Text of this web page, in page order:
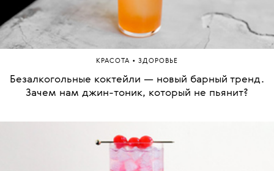
КРАСОТА • ЗДОРОВЬЕ
Безалкогольные коктейли — новый барный тренд.
Зачем нам джин-тоник, который не пьянит?